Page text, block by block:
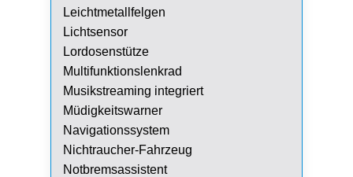
Leichtmetallfelgen
Lichtsensor
Lordosenstütze
Multifunktionslenkrad
Musikstreaming integriert
Müdigkeitswarner
Navigationssystem
Nichtraucher-Fahrzeug
Notbremsassistent